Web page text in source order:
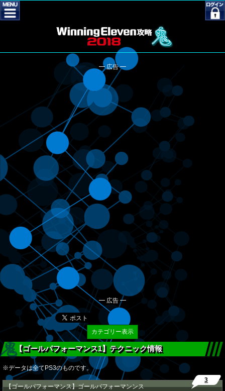
━ 広告 ━
━ 広告 ━
カテゴリー表示
【ゴールパフォーマンス1】テクニック情報
※データは全てPS3のものです。
【ゴールパフォーマンス】ゴールパフォーマンンス
3